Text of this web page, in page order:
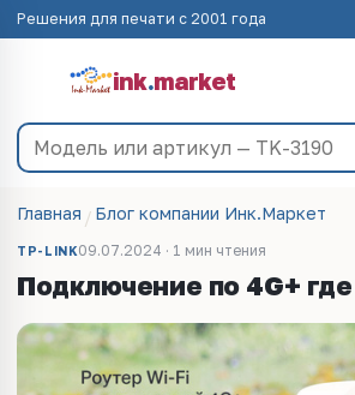
Решения для печати с 2001 года
ink.market
Главная Блог компании Инк.Маркет
TP-LINK09.07.2024 · 1 мин чтения
Подключение по 4G+